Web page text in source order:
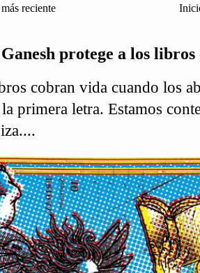
reciente
protege a los libros
cobran vida cuando los
la primera letra. Estamos